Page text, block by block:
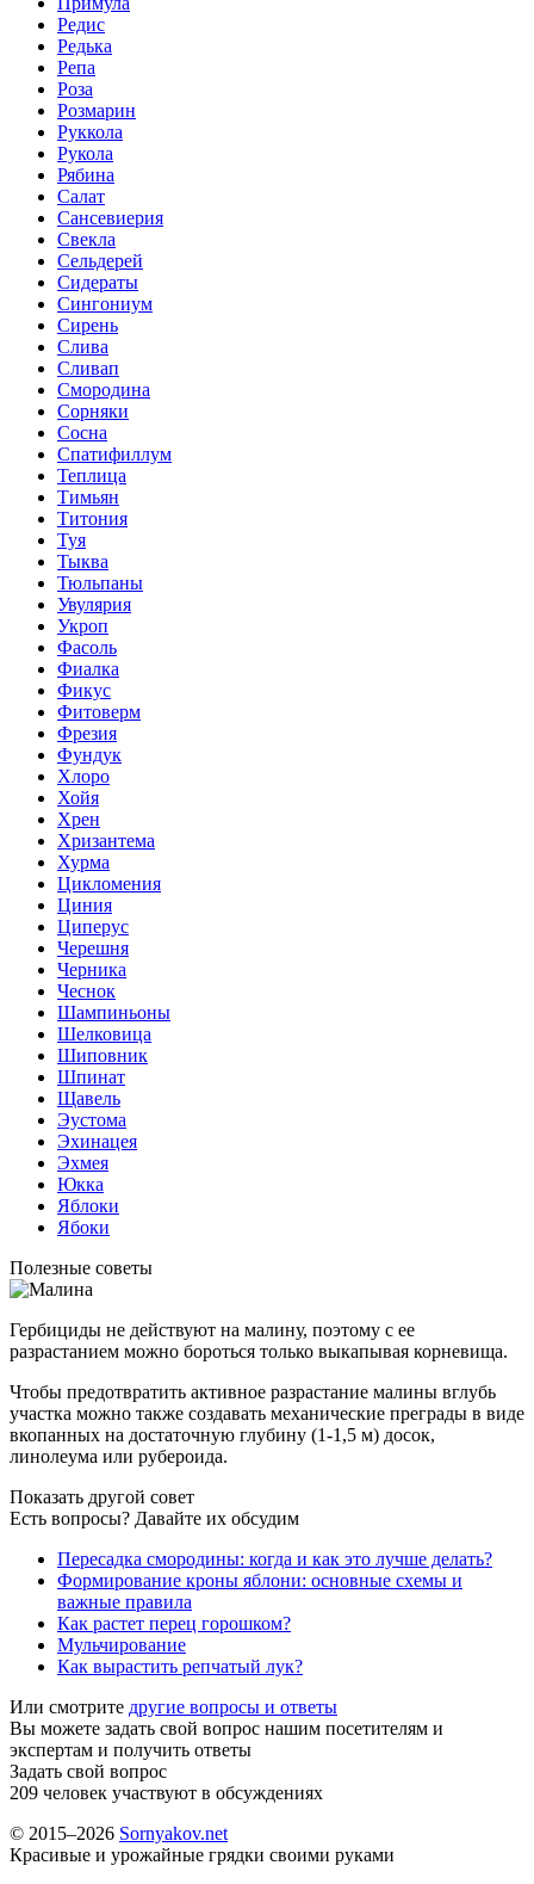
Редис
Редька
Репа
Роза
Розмарин
Руккола
Рукола
Рябина
Салат
Сансевиерия
Свекла
Сельдерей
Сидераты
Сингониум
Сирень
Слива
Сливап
Смородина
Сорняки
Сосна
Спатифиллум
Теплица
Тимьян
Титония
Туя
Тыква
Тюльпаны
Увулярия
Укроп
Фасоль
Фиалка
Фикус
Фитоверм
Фрезия
Фундук
Хлоро
Хойя
Хрен
Хризантема
Хурма
Цикломения
Циния
Циперус
Черешня
Черника
Чеснок
Шампиньоны
Шелковица
Шиповник
Шпинат
Щавель
Эустома
Эхинацея
Эхмея
Юкка
Яблоки
Ябоки
Полезные советы
Гербициды не действуют на малину, поэтому с ее
разрастанием можно бороться только выкапывая корневища.
Чтобы предотвратить активное разрастание малины вглубь
участка можно также создавать механические преграды в виде
вкопанных на достаточную глубину (1-1,5 м) досок,
линолеума или рубероида.
Показать другой совет
Есть вопросы? Давайте их обсудим
Пересадка смородины: когда и как это лучше делать?
Формирование кроны яблони: основные схемы и
важные правила
Как растет перец горошком?
Мульчирование
Как вырастить репчатый лук?
Или смотрите другие вопросы и ответы
Вы можете задать свой вопрос нашим посетителям и
экспертам и получить ответы
Задать свой вопрос
209 человек участвуют в обсуждениях
© 2015–2026 Sornyakov.net
Красивые и урожайные грядки своими руками